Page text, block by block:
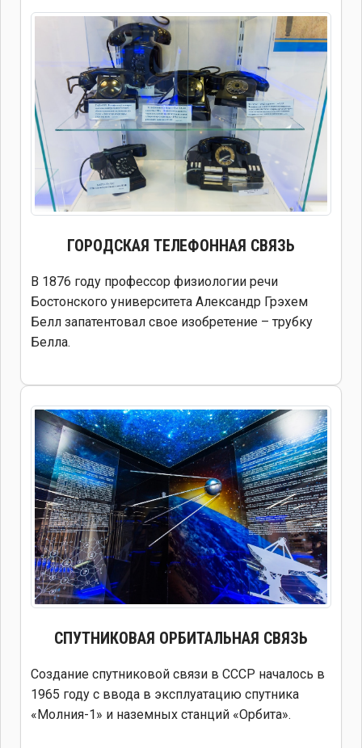
ГОРОДСКАЯ ТЕЛЕФОННАЯ СВЯЗЬ
В 1876 году профессор физиологии речи
Бостонского университета Александр Грэхем
Белл запатентовал свое изобретение – трубку
Белла.
СПУТНИКОВАЯ ОРБИТАЛЬНАЯ СВЯЗЬ
Создание спутниковой связи в СССР началось в
1965 году с ввода в эксплуатацию спутника
«Молния-1» и наземных станций «Орбита».